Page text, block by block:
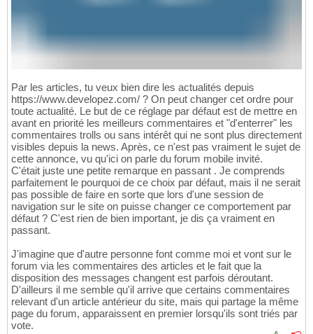
Par les articles, tu veux bien dire les actualités depuis
https://www.developez.com/ ? On peut changer cet ordre pour
toute actualité. Le but de ce réglage par défaut est de mettre en
avant en priorité les meilleurs commentaires et "d'enterrer" les
commentaires trolls ou sans intérêt qui ne sont plus directement
visibles depuis la news. Après, ce n'est pas vraiment le sujet de
cette annonce, vu qu'ici on parle du forum mobile invité.
C'était juste une petite remarque en passant . Je comprends
parfaitement le pourquoi de ce choix par défaut, mais il ne serait
pas possible de faire en sorte que lors d'une session de
navigation sur le site on puisse changer ce comportement par
défaut ? C'est rien de bien important, je dis ça vraiment en
passant.
J'imagine que d'autre personne font comme moi et vont sur le
forum via les commentaires des articles et le fait que la
disposition des messages changent est parfois déroutant.
D'ailleurs il me semble qu'il arrive que certains commentaires
relevant d'un article antérieur du site, mais qui partage la même
page du forum, apparaissent en premier lorsqu'ils sont triés par
vote.